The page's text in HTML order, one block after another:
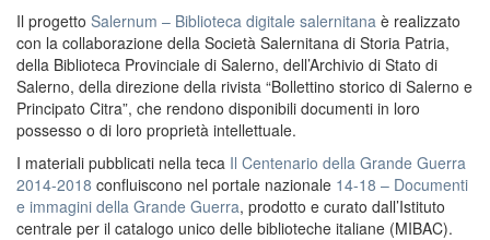
Il progetto Salernum – Biblioteca digitale salernitana è realizzato
con la collaborazione della Società Salernitana di Storia Patria,
della Biblioteca Provinciale di Salerno, dell’Archivio di Stato di
Salerno, della direzione della rivista “Bollettino storico di Salerno e
Principato Citra”, che rendono disponibili documenti in loro
possesso o di loro proprietà intellettuale.
I materiali pubblicati nella teca Il Centenario della Grande Guerra
2014-2018 confluiscono nel portale nazionale 14-18 – Documenti
e immagini della Grande Guerra, prodotto e curato dall’Istituto
centrale per il catalogo unico delle biblioteche italiane (MIBAC).